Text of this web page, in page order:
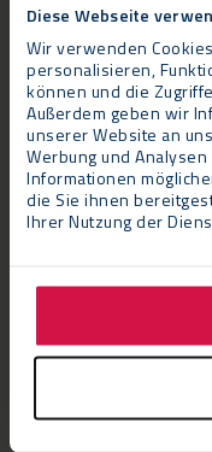
Diese Webseite
Wir verwenden
personalisieren,
können und die
Außerdem geben wir
unserer Website an
Werbung und
Informationen
die Sie ihnen
Ihrer Nutzung der
Das Ergebnis
Mit dem Bau dieser
Niederlassungen ihre
gegen alle
‚Evolution‘ ist ein
eines permanenten
Zum Beispiel ist die
demontierbar und